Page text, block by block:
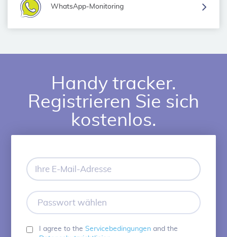
WhatsApp-Monitoring
Handy tracker.
Registrieren Sie sich
kostenlos.
Adresse
I agree to the Servicebedingungenand the